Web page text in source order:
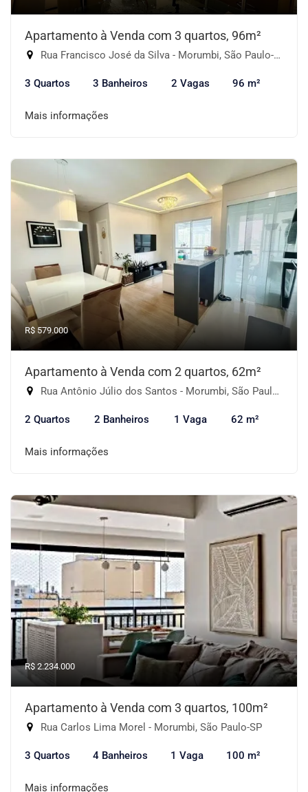
Apartamento à Venda com 3 quartos, 96m²
Rua Francisco José da Silva - Morumbi, São Paulo-SP
3 Quartos 3 Banheiros 2 Vagas 96 m²
Mais informações
R$ 579.000
Apartamento à Venda com 2 quartos, 62m²
Rua Antônio Júlio dos Santos - Morumbi, São Paulo-SP
2 Quartos 2 Banheiros 1 Vaga 62 m²
Mais informações
R$ 2.234.000
Apartamento à Venda com 3 quartos, 100m²
Rua Carlos Lima Morel - Morumbi, São Paulo-SP
3 Quartos 4 Banheiros 1 Vaga 100 m²
Mais informações